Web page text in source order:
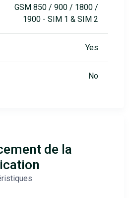
GSM 850 / 900 / 1800 /
1900 - SIM 1 & SIM 2
Yes
No
de la